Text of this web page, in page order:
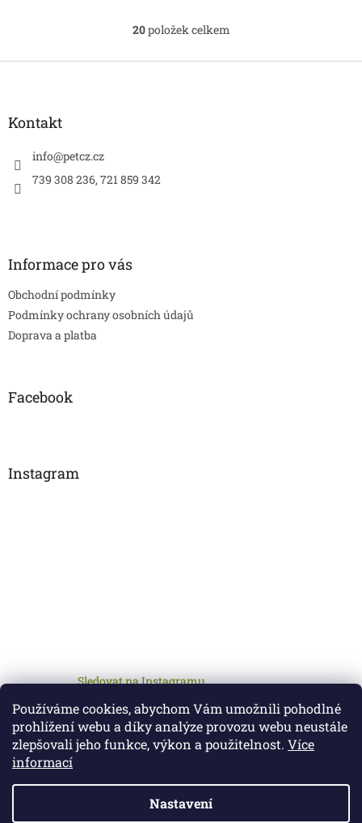
Používáme cookies, abychom Vám umožnili pohodlné
prohlížení webu a díky analýze provozu webu neustále
zlepšovali jeho funkce, výkon a použitelnost. Více
informací
Nastavení
O
l
u
20položek celkem
Kontakt
info@petcz.cz
739 308 236, 721 859 342
Informace pro vás
Obchodní podmínky
Podmínky ochrany osobních údajů
Doprava a platba
Facebook
Instagram
Sledovat na Instagramu
Vytvořil Shoptet